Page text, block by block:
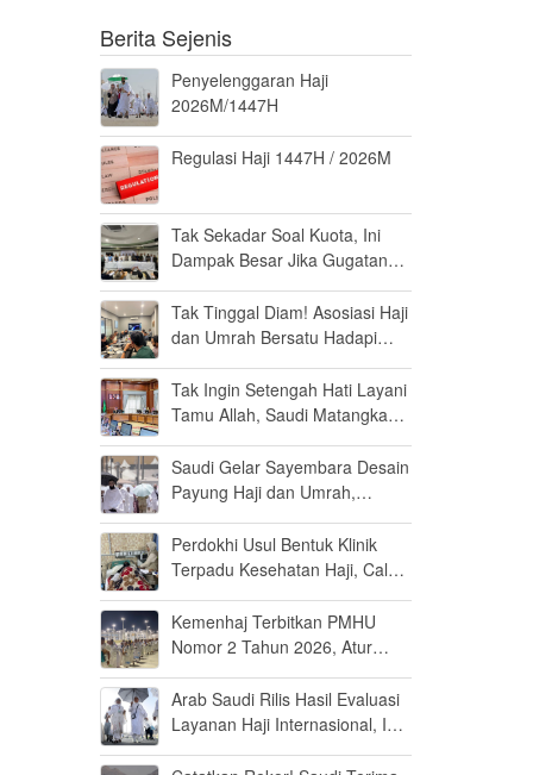
Berita Sejenis
Penyelenggaran Haji
2026M/1447H
Regulasi Haji 1447H / 2026M
Tak Sekadar Soal Kuota, Ini
Dampak Besar Jika Gugatan
Tak Tinggal Diam! Asosiasi Haji
dan Umrah Bersatu Hadapi
Persen di MK
Tak Ingin Setengah Hati Layani
Tamu Allah, Saudi Matangkan
Saudi Gelar Sayembara Desain
Payung Haji dan Umrah,
Berpartisipasi
Perdokhi Usul Bentuk Klinik
Terpadu Kesehatan Haji, Calon
Fit to Fly
Kemenhaj Terbitkan PMHU
Nomor 2 Tahun 2026, Atur
Umrah
Arab Saudi Rilis Hasil Evaluasi
Layanan Haji Internasional, Ini